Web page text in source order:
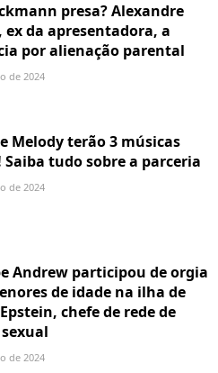
presa? Alexandre
ex da apresentadora, a
por alienação parental
de 2024
Melody terão 3 músicas
tudo sobre a parceria
de 2024
Andrew participou de orgia
de idade na ilha de
chefe de rede de
de 2024